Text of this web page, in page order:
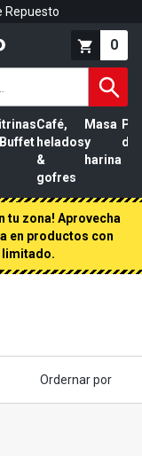
Repuesto
0
Café,
helados
&
gofres
Masa
y
harina
de
tu zona! Aprovecha
en productos con
limitado.
Ordernar por